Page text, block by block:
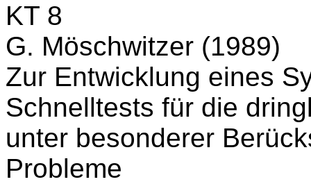
KT 8
G. Möschwitzer (1989)
Zur Entwicklung eines
Schnelltests für die
unter besonderer
Probleme